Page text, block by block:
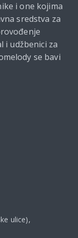
i one kojima
sredstva za
i udžbenici za
se bavi
ulice),